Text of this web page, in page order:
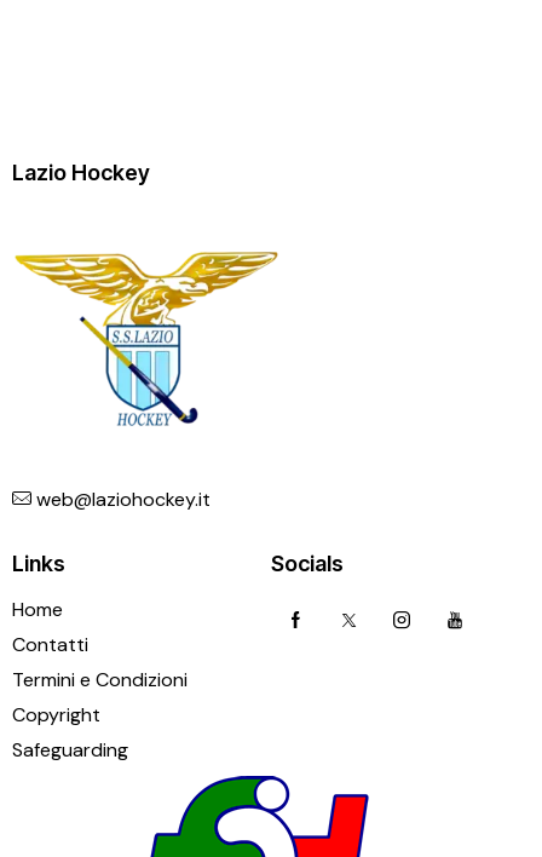
Lazio Hockey
web@laziohockey.it
Links
Home
Contatti
Termini e Condizioni
Copyright
Safeguarding
Socials